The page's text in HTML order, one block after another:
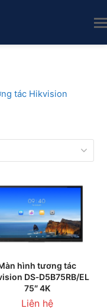
tác Hikvision
hình tương tác
DS‑D5B75RB/EL
75″ 4K
Liên hệ